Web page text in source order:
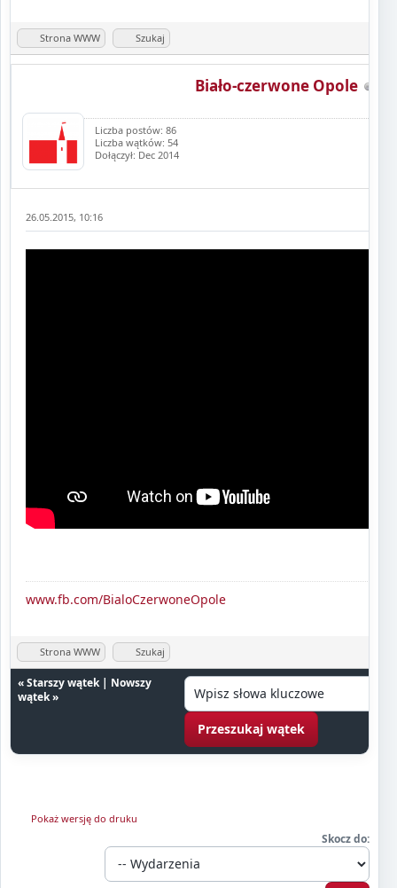
Strona WWW Szukaj
Biało-czerwone Opole
Liczba postów: 86
Liczba wątków: 54
Dołączył: Dec 2014
26.05.2015, 10:16
www.fb.com/BialoCzerwoneOpole
Strona WWW Szukaj
«Starszy wątek| Nowszy
wątek»
Pokaż wersję do druku
Skocz do: